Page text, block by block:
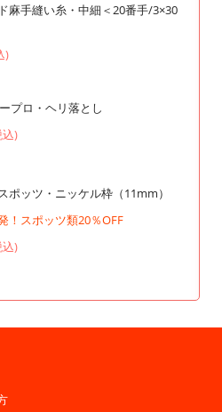
麻手縫い糸・中細＜20番手/3×30
)
プロ・ヘリ落とし
)
ポッツ・ニッケル枠（11mm）
！スポッツ類20％OFF
)